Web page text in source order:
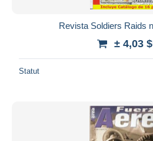
Revista Soldiers Raids
± 4,03
Statut